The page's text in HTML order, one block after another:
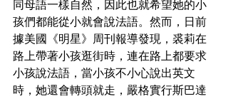
同母語一樣自然，因此也就希望她的小
孩們都能從小就會說法語。然而，日前
據美國《明星》周刊報導發現，裘莉在
路上帶著小孩逛街時，連在路上都要求
小孩說法語，當小孩不小心說出英文
時，她還會轉頭就走，嚴格實行斯巴達